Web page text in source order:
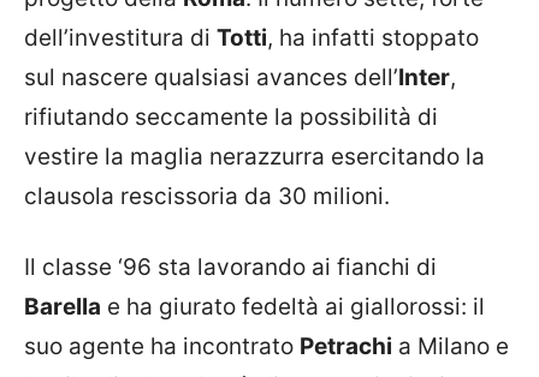
dell’investitura di Totti, ha infatti stoppato
sul nascere qualsiasi avances dell’Inter,
rifiutando seccamente la possibilità di
vestire la maglia nerazzurra esercitando la
clausola rescissoria da 30 milioni.
Il classe ‘96 sta lavorando ai fianchi di
Barella e ha giurato fedeltà ai giallorossi: il
suo agente ha incontrato Petrachi a Milano e